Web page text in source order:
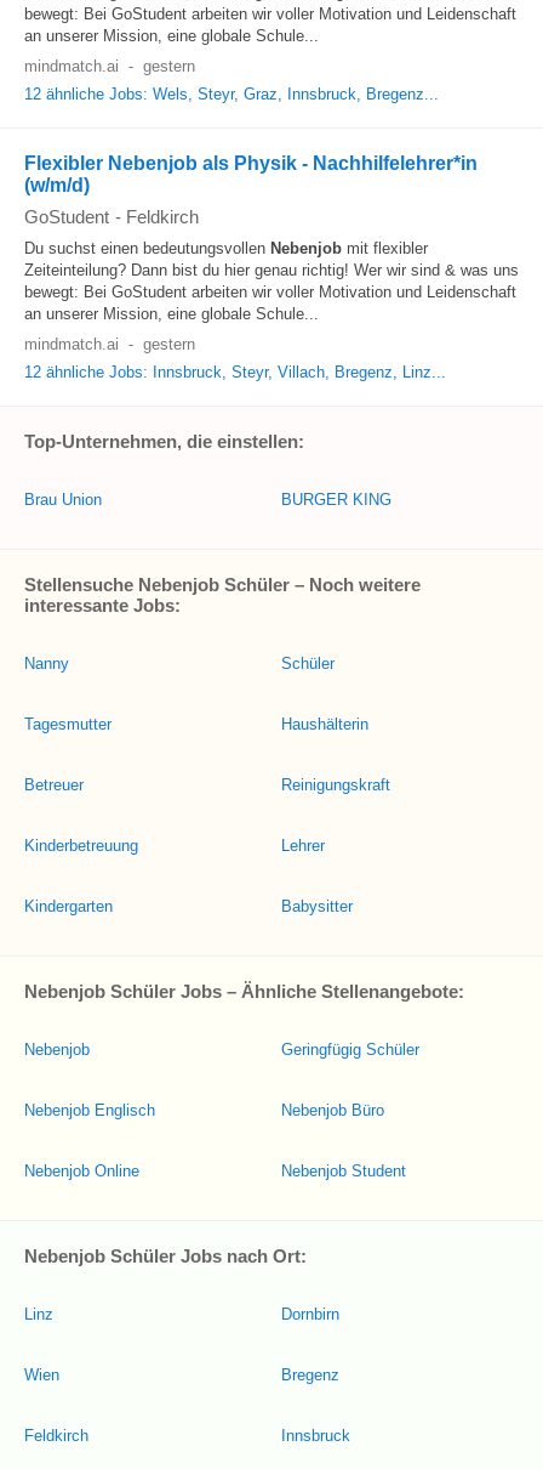
bewegt: Bei GoStudent arbeiten wir voller Motivation und Leidenschaft
an unserer Mission, eine globale Schule...
mindmatch.ai - gestern
12 ähnliche Jobs: Wels, Steyr, Graz, Innsbruck, Bregenz...
Flexibler Nebenjob als Physik - Nachhilfelehrer*in
(w/m/d)
GoStudent - Feldkirch
Du suchst einen bedeutungsvollen Nebenjob mit flexibler
Zeiteinteilung? Dann bist du hier genau richtig! Wer wir sind & was uns
bewegt: Bei GoStudent arbeiten wir voller Motivation und Leidenschaft
an unserer Mission, eine globale Schule...
mindmatch.ai - gestern
12 ähnliche Jobs: Innsbruck, Steyr, Villach, Bregenz, Linz...
Top-Unternehmen, die einstellen:
Brau Union BURGER KING
Stellensuche Nebenjob Schüler – Noch weitere
interessante Jobs:
Nanny
Tagesmutter
Betreuer
Kinderbetreuung
Kindergarten
Schüler
Haushälterin
Reinigungskraft
Lehrer
Babysitter
Nebenjob Schüler Jobs – Ähnliche Stellenangebote:
Nebenjob
Nebenjob Englisch
Nebenjob Online
Geringfügig Schüler
Nebenjob Büro
Nebenjob Student
Nebenjob Schüler Jobs nach Ort:
Linz
Wien
Feldkirch
Dornbirn
Bregenz
Innsbruck